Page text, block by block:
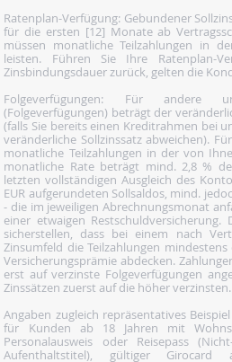
Ratenplan-Verfügung: Gebundener
für die ersten [12] Monate ab
müssen monatliche Teilzahlungen in
leisten. Führen Sie Ihre Ratenplan-
Zinsbindungsdauer zurück, gelten die
Folgeverfügungen: Für andere
(Folgeverfügungen) beträgt der
(falls Sie bereits einen Kreditrahmen bei
veränderliche Sollzinssatz abweichen).
monatliche Teilzahlungen in der von
monatliche Rate beträgt mind. 2,8 %
letzten vollständigen Ausgleich des
EUR aufgerundeten Sollsaldos, mind.
- die im jeweiligen Abrechnungsmonat
einer etwaigen
sicherstellen, dass bei einem nach
Zinsumfeld die Teilzahlungen
Versicherungsprämie abdecken.
erst auf verzinste Folgeverfügungen
Zinssätzen zuerst auf die höher verzinsten.
Angaben zugleich repräsentatives
für Kunden ab 18 Jahren mit
Personalausweis oder Reisepass
Aufenthaltstitel), gültiger